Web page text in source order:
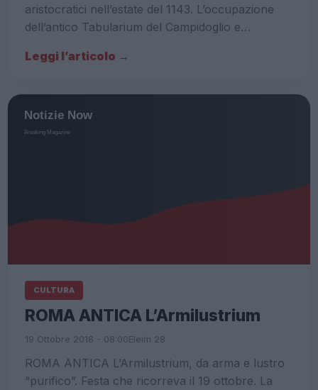
aristocratici nell’estate del 1143. L’occupazione
dell’antico Tabularium del Campidoglio e…
Leggi l’articolo →
CULTURA
ROMA ANTICA L’Armilustrium
19 Ottobre 2018 - 08:00Eleim 28
ROMA ANTICA L’Armilustrium, da arma e lustro
“purifico”. Festa che ricorreva il 19 ottobre. La